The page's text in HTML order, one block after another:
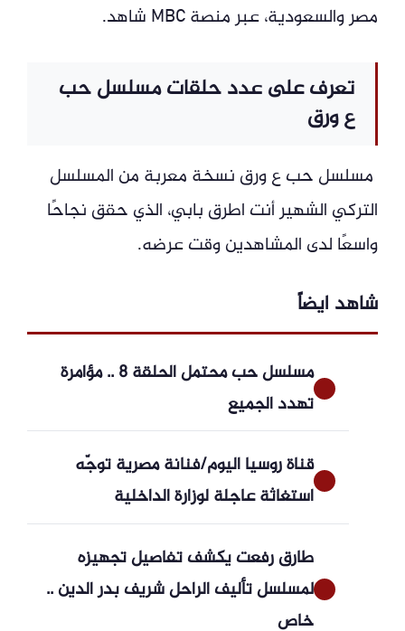
مصر والسعودية، عبر منصة MBC شاهد.
تعرف على عدد حلقات مسلسل حب
ع ورق
مسلسل حب ع ورق نسخة معربة من المسلسل
التركي الشهير أنت اطرق بابي، الذي حقق نجاحًا
واسعًا لدى المشاهدين وقت عرضه.
شاهد ايضاً
مسلسل حب محتمل الحلقة 8 .. مؤامرة
تهدد الجميع
قناة روسيا اليوم/فنانة مصرية توجّه
استغاثة عاجلة لوزارة الداخلية
طارق رفعت يكشف تفاصيل تجهيزه
لمسلسل تأليف الراحل شريف بدر الدين ..
خاص